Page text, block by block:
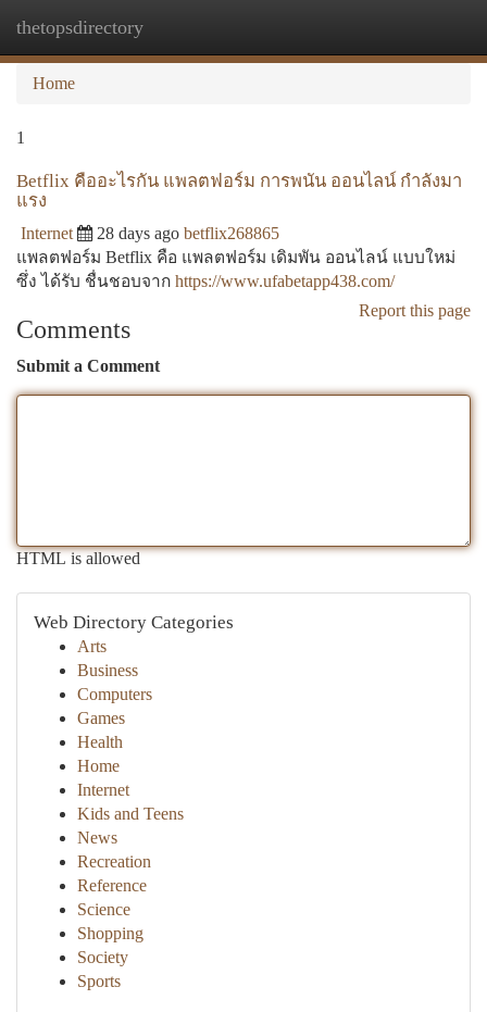
thetopsdirectory
Home
1
Betflix คืออะไรกัน แพลตฟอร์ม การพนัน ออนไลน์ กำลังมา
แรง
Internet 28 days ago betflix268865
แพลตฟอร์ม Betflix คือ แพลตฟอร์ม เดิมพัน ออนไลน์ แบบใหม่
ซึ่ง ได้รับ ชื่นชอบจาก https://www.ufabetapp438.com/
Report this page
Comments
Submit a Comment
HTML is allowed
Web Directory Categories
Arts
Business
Computers
Games
Health
Home
Internet
Kids and Teens
News
Recreation
Reference
Science
Shopping
Society
Sports